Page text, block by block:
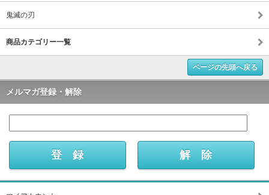
鬼滅の刃
商品カテゴリー一覧
ページの先頭へ戻る
メルマガ登録・解除